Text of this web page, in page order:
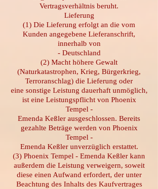
Vertragsverhältnis beruht.
Lieferung
(1) Die Lieferung erfolgt an die vom
Kunden angegebene Lieferanschrift,
innerhalb von
- Deutschland
(2) Macht höhere Gewalt
(Naturkatastrophen, Krieg, Bürgerkrieg,
Terroranschlag) die Lieferung oder
eine sonstige Leistung dauerhaft unmöglich,
ist eine Leistungspflicht von Phoenix
Tempel -
Emenda Keßler ausgeschlossen. Bereits
gezahlte Beträge werden von Phoenix
Tempel -
Emenda Keßler unverzüglich erstattet.
(3) Phoenix Tempel - Emenda Keßler kann
außerdem die Leistung verweigern, soweit
diese einen Aufwand erfordert, der unter
Beachtung des Inhalts des Kaufvertrages